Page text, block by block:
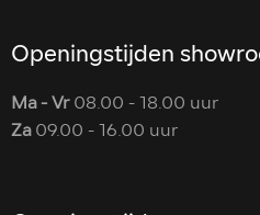
Openingstijden
Ma - Vr 08.00 - 18.00 uur
Za 09.00 - 16.00 uur